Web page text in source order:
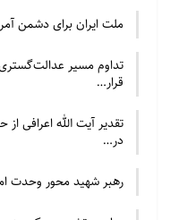
ملت ایران برای دشمن
تداوم مسیر عدالت‌گستری
قرار…
تقدیر آیت الله اعرافی
در…
رهبر شهید محور وحدت